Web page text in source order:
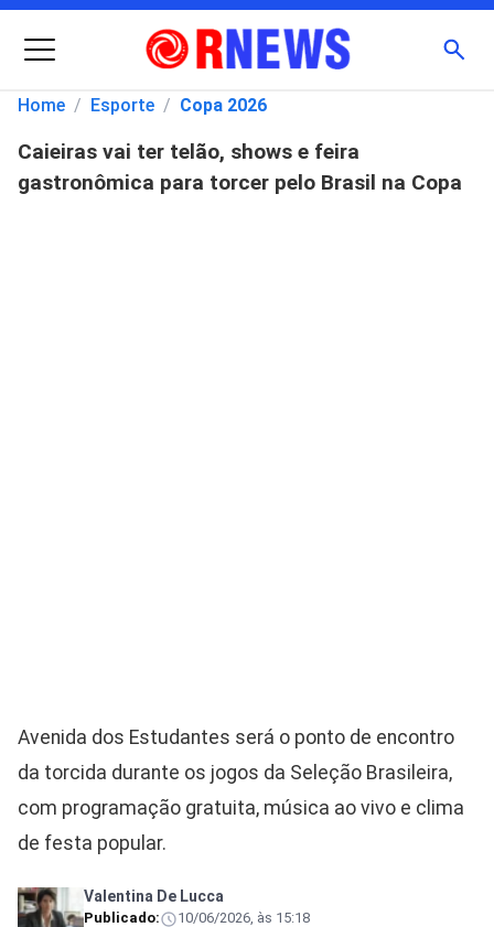
Menu
Pesquisar
por:
Home / Esporte / Copa 2026
Caieiras vai ter telão, shows e feira
gastronômica para torcer pelo Brasil na Copa
Avenida dos Estudantes será o ponto de encontro
da torcida durante os jogos da Seleção Brasileira,
com programação gratuita, música ao vivo e clima
de festa popular.
Valentina De Lucca
Publicado:
10/06/2026, às 15:18